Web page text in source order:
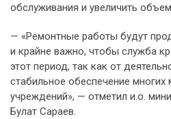
обслуживания и увеличить
— «Ремонтные работы будут
и крайне важно, чтобы служба
этот период, так как от
стабильное обеспечение многих
учреждений», — отметил и.о.
Булат Сараев.